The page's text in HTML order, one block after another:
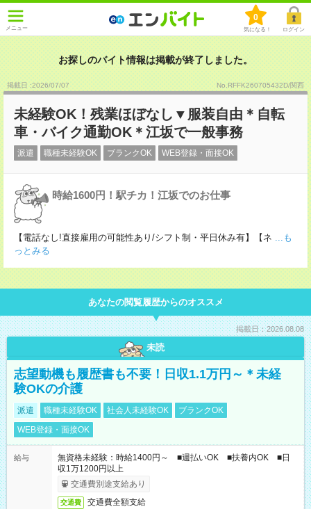
メニュー
0
気になる！ ログイン
お探しのバイト情報は掲載が終了しました。
掲載日 :2026/07/07 No.RFFK260705432D/関西
未経験OK！残業ほぼなし▼服装自由＊自転
車・バイク通勤OK＊江坂で一般事務
派遣 職種未経験OK ブランクOK WEB登録・面接OK
時給1600円！駅チカ！江坂でのお仕事
【電話なし!直接雇用の可能性あり/シフト制・平日休み有】【ネ ...も
っとみる
あなたの閲覧履歴からのオススメ
掲載日：2026.08.08
未読
志望動機も履歴書も不要！日収1.1万円～＊未経
験OKの介護
派遣 職種未経験OK 社会人未経験OK
ブランクOK
WEB登録・面接OK
給与
無資格未経験：時給1400円～ ■週払いOK ■扶養内OK ■日
収1万1200円以上
交通費別途支給あり
交通費 交通費全額支給